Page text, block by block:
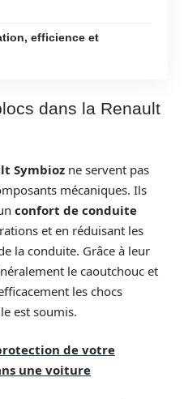
efficience et
dans la Renault
Symbioz ne servent pas
mécaniques. Ils
confort de conduite
et en réduisant les
la conduite. Grâce à leur
le caoutchouc et
les chocs
est soumis.
de votre
une voiture